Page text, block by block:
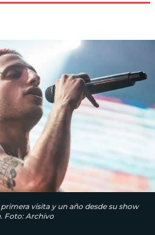
visita y un año desde su show
Foto: Archivo